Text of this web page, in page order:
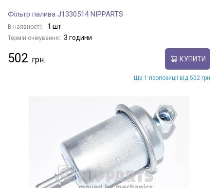
Фільтр палива J1330514 NIPPARTS
В наявності: 1 шт.
Термін очікування: 3 години
502 КУПИТИ
Ще 1 пропозиції від 502 грн